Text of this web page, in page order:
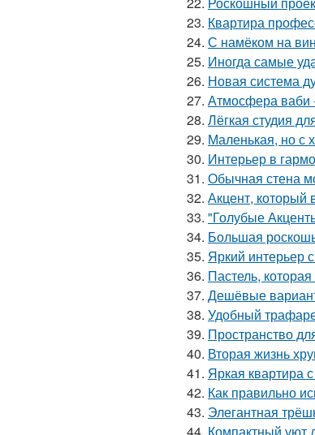
23. Квартира
24. С намёком на
25. Иногда самые
26. Новая система
27. Атмосфера ваби
28. Лёгкая студия
29. Маленькая, но с
30. Интерьер в
31. Обычная стена
32. Акцент, который
33. "Голубые
34. Большая
35. Яркий интерьер
36. Пастель,
37. Дешёвые
38. Удобный
39. Пространство
40. Вторая жизнь
41. Яркая квартира
42. Как правильно
43. Элегантная